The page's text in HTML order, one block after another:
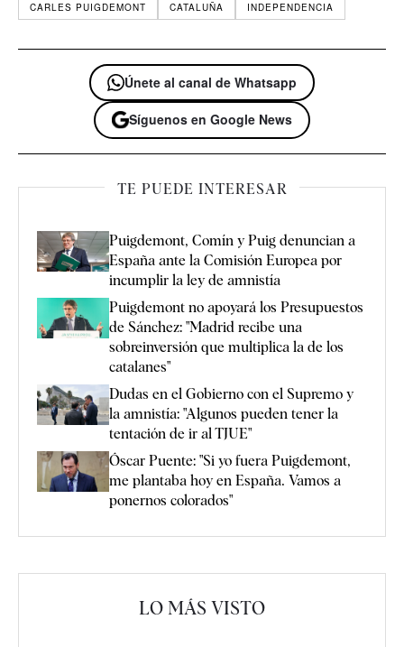
CARLES PUIGDEMONT CATALUÑA INDEPENDENCIA
Únete al canal de Whatsapp
Síguenos en Google News
TE PUEDE INTERESAR
Puigdemont, Comín y Puig denuncian a
España ante la Comisión Europea por
incumplir la ley de amnistía
Puigdemont no apoyará los Presupuestos
de Sánchez: "Madrid recibe una
sobreinversión que multiplica la de los
catalanes"
Dudas en el Gobierno con el Supremo y
la amnistía: "Algunos pueden tener la
tentación de ir al TJUE"
Óscar Puente: "Si yo fuera Puigdemont,
me plantaba hoy en España. Vamos a
ponernos colorados"
LO MÁS VISTO